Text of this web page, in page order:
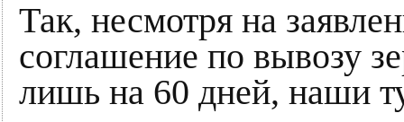
Так, несмотря на
соглашение по вывозу
лишь на 60 дней, наши